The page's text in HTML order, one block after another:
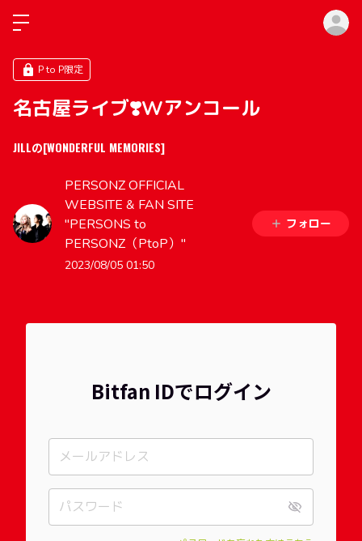
P to P限定
名古屋ライブ❣️Wアンコール
JILLの[WONDERFUL MEMORIES]
PERSONZ OFFICIAL
WEBSITE & FAN SITE
"PERSONS to
PERSONZ（PtoP）"
2023/08/05 01:50
フォロー
Bitfan IDでログイン